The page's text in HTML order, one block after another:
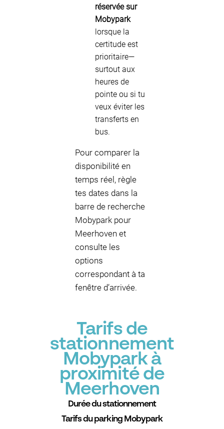
réservée sur
Mobypark
lorsque la
certitude est
prioritaire—
surtout aux
heures de
pointe ou si tu
veux éviter les
transferts en
bus.
Pour comparer la
disponibilité en
temps réel, règle
tes dates dans la
barre de recherche
Mobypark pour
Meerhoven et
consulte les
options
correspondant à ta
fenêtre d’arrivée.
Tarifs de
stationnement
Mobypark à
proximité de
Meerhoven
Durée du stationnement
Tarifs du parking Mobypark